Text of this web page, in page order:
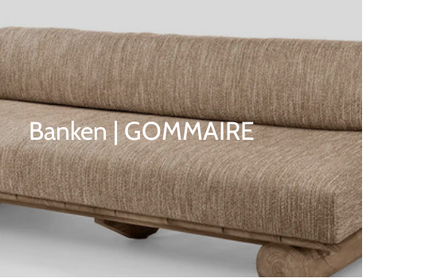
Banken | GOMMAIRE